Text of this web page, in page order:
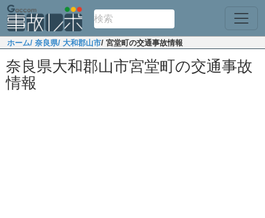
ホーム/ 奈良県/ 大和郡山市/ 宮堂町の交通事故情報
奈良県大和郡山市宮堂町の交通事故
情報